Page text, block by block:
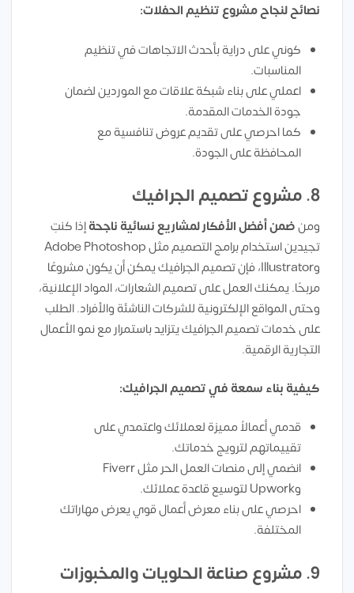
نصائح لنجاح مشروع تنظيم الحفلات:
كوني على دراية بأحدث الاتجاهات في تنظيم
المناسبات.
اعملي على بناء شبكة علاقات مع الموردين لضمان
جودة الخدمات المقدمة.
كما احرصي على تقديم عروض تنافسية مع
المحافظة على الجودة.
8. مشروع تصميم الجرافيك
ومنضمن أفضل الأفكار لمشاريع نسائية ناجحةإذا كنتِ
تجيدين استخدام برامج التصميم مثل Adobe Photoshop
وIllustrator، فإن تصميم الجرافيك يمكن أن يكون مشروعًا
مربحًا. يمكنك العمل على تصميم الشعارات، المواد الإعلانية،
وحتى المواقع الإلكترونية للشركات الناشئة والأفراد. الطلب
على خدمات تصميم الجرافيك يتزايد باستمرار مع نمو الأعمال
التجارية الرقمية.
كيفية بناء سمعة في تصميم الجرافيك:
قدمي أعمالاً مميزة لعملائك واعتمدي على
تقييماتهم لترويج خدماتك.
انضمي إلى منصات العمل الحر مثل Fiverr
وUpwork لتوسيع قاعدة عملائك.
احرصي على بناء معرض أعمال قوي يعرض مهاراتك
المختلفة.
9. مشروع صناعة الحلويات والمخبوزات